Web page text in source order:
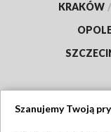
KRAKÓW /
Szanujemy Twoją